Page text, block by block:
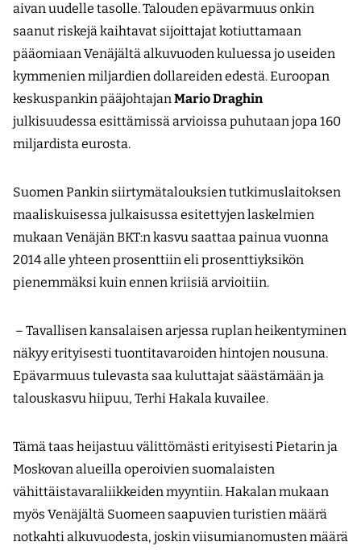
aivan uudelle tasolle. Talouden epävarmuus onkin
saanut riskejä kaihtavat sijoittajat kotiuttamaan
pääomiaan Venäjältä alkuvuoden kuluessa jo useiden
kymmenien miljardien dollareiden edestä. Euroopan
keskuspankin pääjohtajanMario Draghin
julkisuudessa esittämissä arvioissa puhutaan jopa 160
miljardista eurosta.
Suomen Pankin siirtymätalouksien tutkimuslaitoksen
maaliskuisessa julkaisussa esitettyjen laskelmien
mukaan Venäjän BKT:n kasvu saattaa painua vuonna
2014 alle yhteen prosenttiin eli prosenttiyksikön
pienemmäksi kuin ennen kriisiä arvioitiin.
– Tavallisen kansalaisen arjessa ruplan heikentyminen
näkyy erityisesti tuontitavaroiden hintojen nousuna.
Epävarmuus tulevasta saa kuluttajat säästämään ja
talouskasvu hiipuu, Terhi Hakala kuvailee.
Tämä taas heijastuu välittömästi erityisesti Pietarin ja
Moskovan alueilla operoivien suomalaisten
vähittäistavaraliikkeiden myyntiin. Hakalan mukaan
myös Venäjältä Suomeen saapuvien turistien määrä
notkahti alku­vuodesta, joskin viisumianomusten määrä